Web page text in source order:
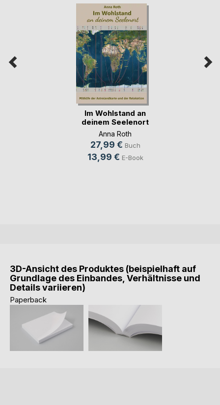
Im Wohlstand an
deinem Seelenort
Anna Roth
27,99 € Buch
13,99 € E-Book
3D-Ansicht des Produktes (beispielhaft auf
Grundlage des Einbandes, Verhältnisse und
Details variieren)
Paperback